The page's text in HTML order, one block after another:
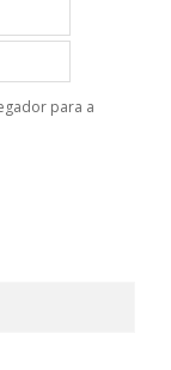
para a